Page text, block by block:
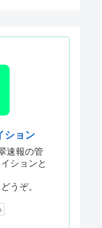
ション
速報の管
ションと
うぞ。